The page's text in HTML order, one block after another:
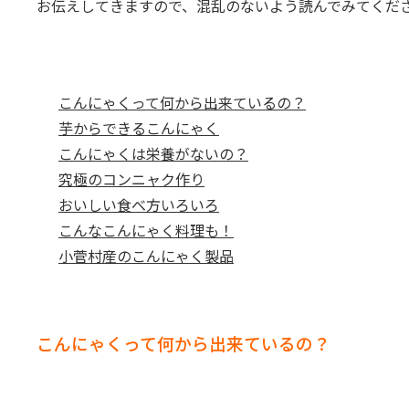
お伝えしてきますので、混乱のないよう読んでみてくだ
こんにゃくって何から出来ているの？
芋からできるこんにゃく
こんにゃくは栄養がないの？
究極のコンニャク作り
おいしい食べ方いろいろ
こんなこんにゃく料理も！
小菅村産のこんにゃく製品
こんにゃくって何から出来ているの？